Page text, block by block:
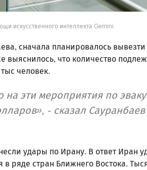
искусственного интеллекта Gemini
сначала планировалось вывезти
выяснилось, что количество
человек.
на эти мероприятия по
- сказал
удары по Ирану. В ответ Иран
ряде стран Ближнего Востока.